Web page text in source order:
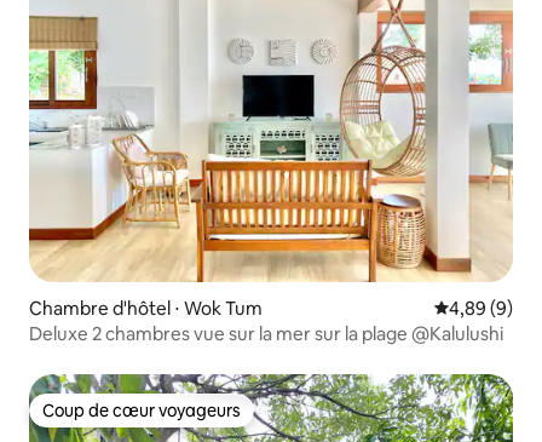
Chambre d'hôtel ⋅ Wok Tum Évaluation
4,89 (9)
Deluxe 2 chambres vue sur la mer sur la plage @Kalulushi
Coup de cœur voyageurs
Coup de cœur voyageurs